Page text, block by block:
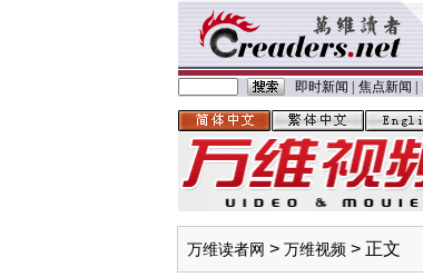
即时新闻 焦点新闻
万维读者网 > 万维视频 > 正文